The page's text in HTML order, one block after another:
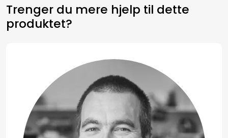
Trenger du mere hjelp til dette
produktet?